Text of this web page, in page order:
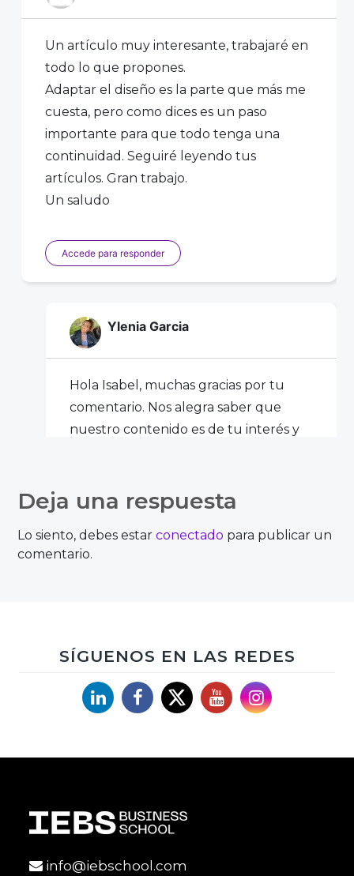
Un artículo muy interesante, trabajaré en
todo lo que propones.
Adaptar el diseño es la parte que más me
cuesta, pero como dices es un paso
importante para que todo tenga una
continuidad. Seguiré leyendo tus
artículos. Gran trabajo.
Un saludo
Accede para responder
Ylenia Garcia
Hola Isabel, muchas gracias por tu
comentario. Nos alegra saber que
nuestro contenido es de tu interés y
ninguno de los artículos que
publicamos. Un saludo
Deja una respuesta
Lo siento, debes estarconectado para publicar un
comentario.
SÍGUENOS EN LAS REDES
LinkedinFacebook
X YouTubeInstagram
info@iebschool.com